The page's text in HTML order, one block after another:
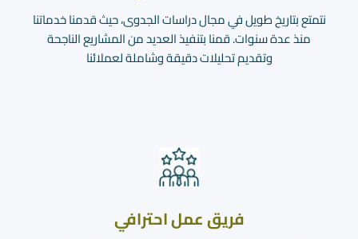
نتمتع بتاريخ طويل في مجال دراسات الجدوى، حيث قدمنا خدماتنا
منذ عدة سنوات. قمنا بتنفيذ العديد من المشاريع الناجحة
وتقديم تحليلات دقيقة وشاملة لعملائنا
فريق عمل احترافي